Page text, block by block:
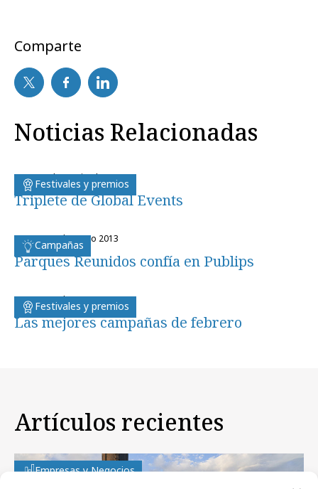
Comparte
Noticias Relacionadas
Festivales y premios
lunes, 2 de septiembre 2013
Triplete de Global Events
Campañas
martes, 15 de enero 2013
Parques Reunidos confía en Publips
Festivales y premios
martes, 13 de marzo 2012
Las mejores campañas de febrero
Artículos recientes
Empresas y Negocios